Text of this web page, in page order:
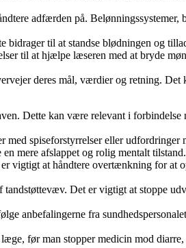
adfærden på. Belønningssystemer,
til at standse blødningen og
til at hjælpe læseren med at bryde
deres mål, værdier og retning. Det
Dette kan være relevant i forbindelse
spiseforstyrrelser eller udfordringer
mere afslappet og rolig mentalt tilstand.
vigtigt at håndtere overtænkning for at
Det er vigtigt at stoppe
anbefalingerne fra
før man stopper medicin mod